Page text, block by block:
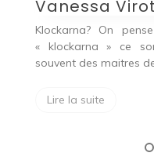
Vanessa Virot
Klockarna? On
« klockarna » ce
souvent des maitres
Lire la suite